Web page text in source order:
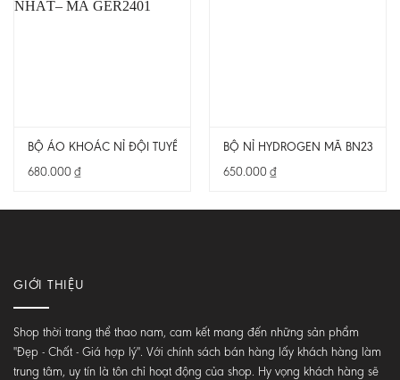
BỘ ÁO KHOÁC NỈ ĐỘI TUYỂN ĐỨC 24/25 MỚI NHẤT– MÃ GER2401
680.000₫
BỘ NỈ HYDROGEN MÃ BN2302
650.000₫
GIỚI THIỆU
Shop thời trang thể thao nam, cam kết mang đến những sản phẩm
"Đẹp - Chất - Giá hợp lý". Với chính sách bán hàng lấy khách hàng làm
trung tâm, uy tín là tôn chỉ hoạt động của shop. Hy vọng khách hàng sẽ